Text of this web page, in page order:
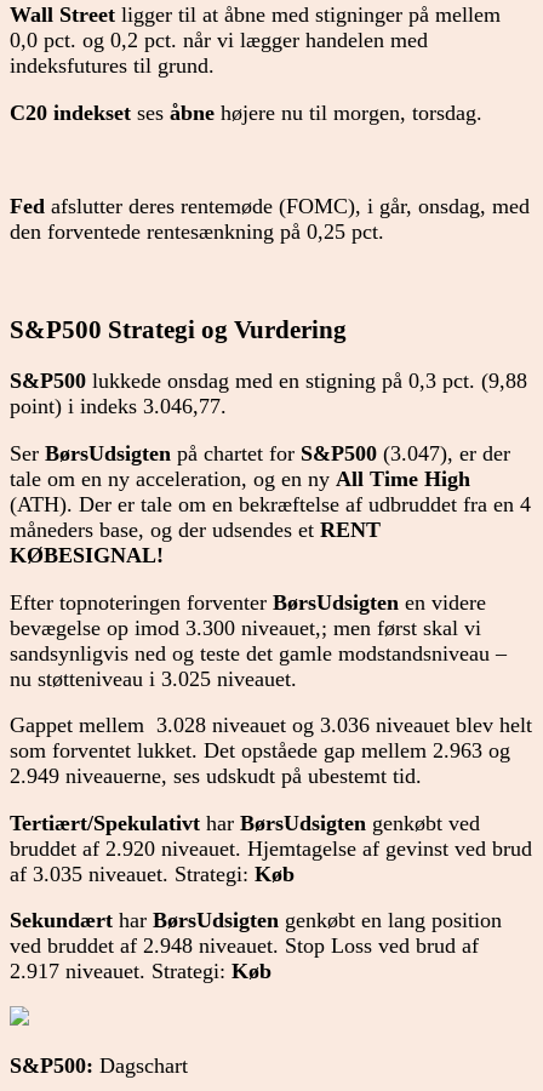
Wall Street ligger til at åbne med stigninger på mellem
0,0 pct. og 0,2 pct. når vi lægger handelen med
indeksfutures til grund.
C20 indekset ses åbne højere nu til morgen, torsdag.
Fed afslutter deres rentemøde (FOMC), i går, onsdag, med
den forventede rentesænkning på 0,25 pct.
S&P500 Strategi og Vurdering
S&P500 lukkede onsdag med en stigning på 0,3 pct. (9,88
point) i indeks 3.046,77.
Ser BørsUdsigten på chartet for S&P500 (3.047), er der
tale om en ny acceleration, og en ny All Time High
(ATH). Der er tale om en bekræftelse af udbruddet fra en 4
måneders base, og der udsendes et RENT
KØBESIGNAL!
Efter topnoteringen forventer BørsUdsigten en videre
bevægelse op imod 3.300 niveauet,; men først skal vi
sandsynligvis ned og teste det gamle modstandsniveau –
nu støtteniveau i 3.025 niveauet.
Gappet mellem 3.028 niveauet og 3.036 niveauet blev helt
som forventet lukket. Det opståede gap mellem 2.963 og
2.949 niveauerne, ses udskudt på ubestemt tid.
Tertiært/Spekulativt har BørsUdsigten genkøbt ved
bruddet af 2.920 niveauet. Hjemtagelse af gevinst ved brud
af 3.035 niveauet. Strategi: Køb
Sekundært har BørsUdsigten genkøbt en lang position
ved bruddet af 2.948 niveauet. Stop Loss ved brud af
2.917 niveauet. Strategi: Køb
S&P500: Dagschart